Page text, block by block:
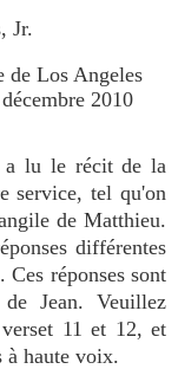
Jr.
de Los Angeles
2010
a lu le récit de la
service, tel qu'on
de Matthieu.
différentes
réponses sont
Jean. Veuillez
11 et 12, et
à haute voix.